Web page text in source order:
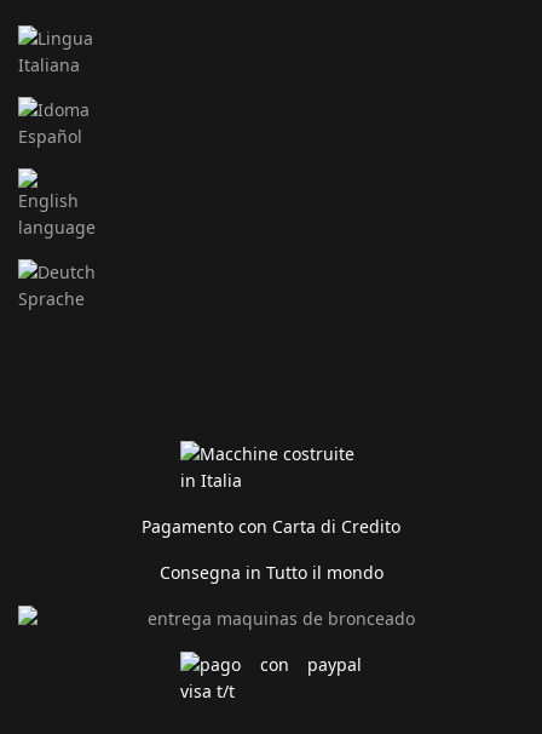
Pagamento con Carta di Credito
Consegna in Tutto il mondo